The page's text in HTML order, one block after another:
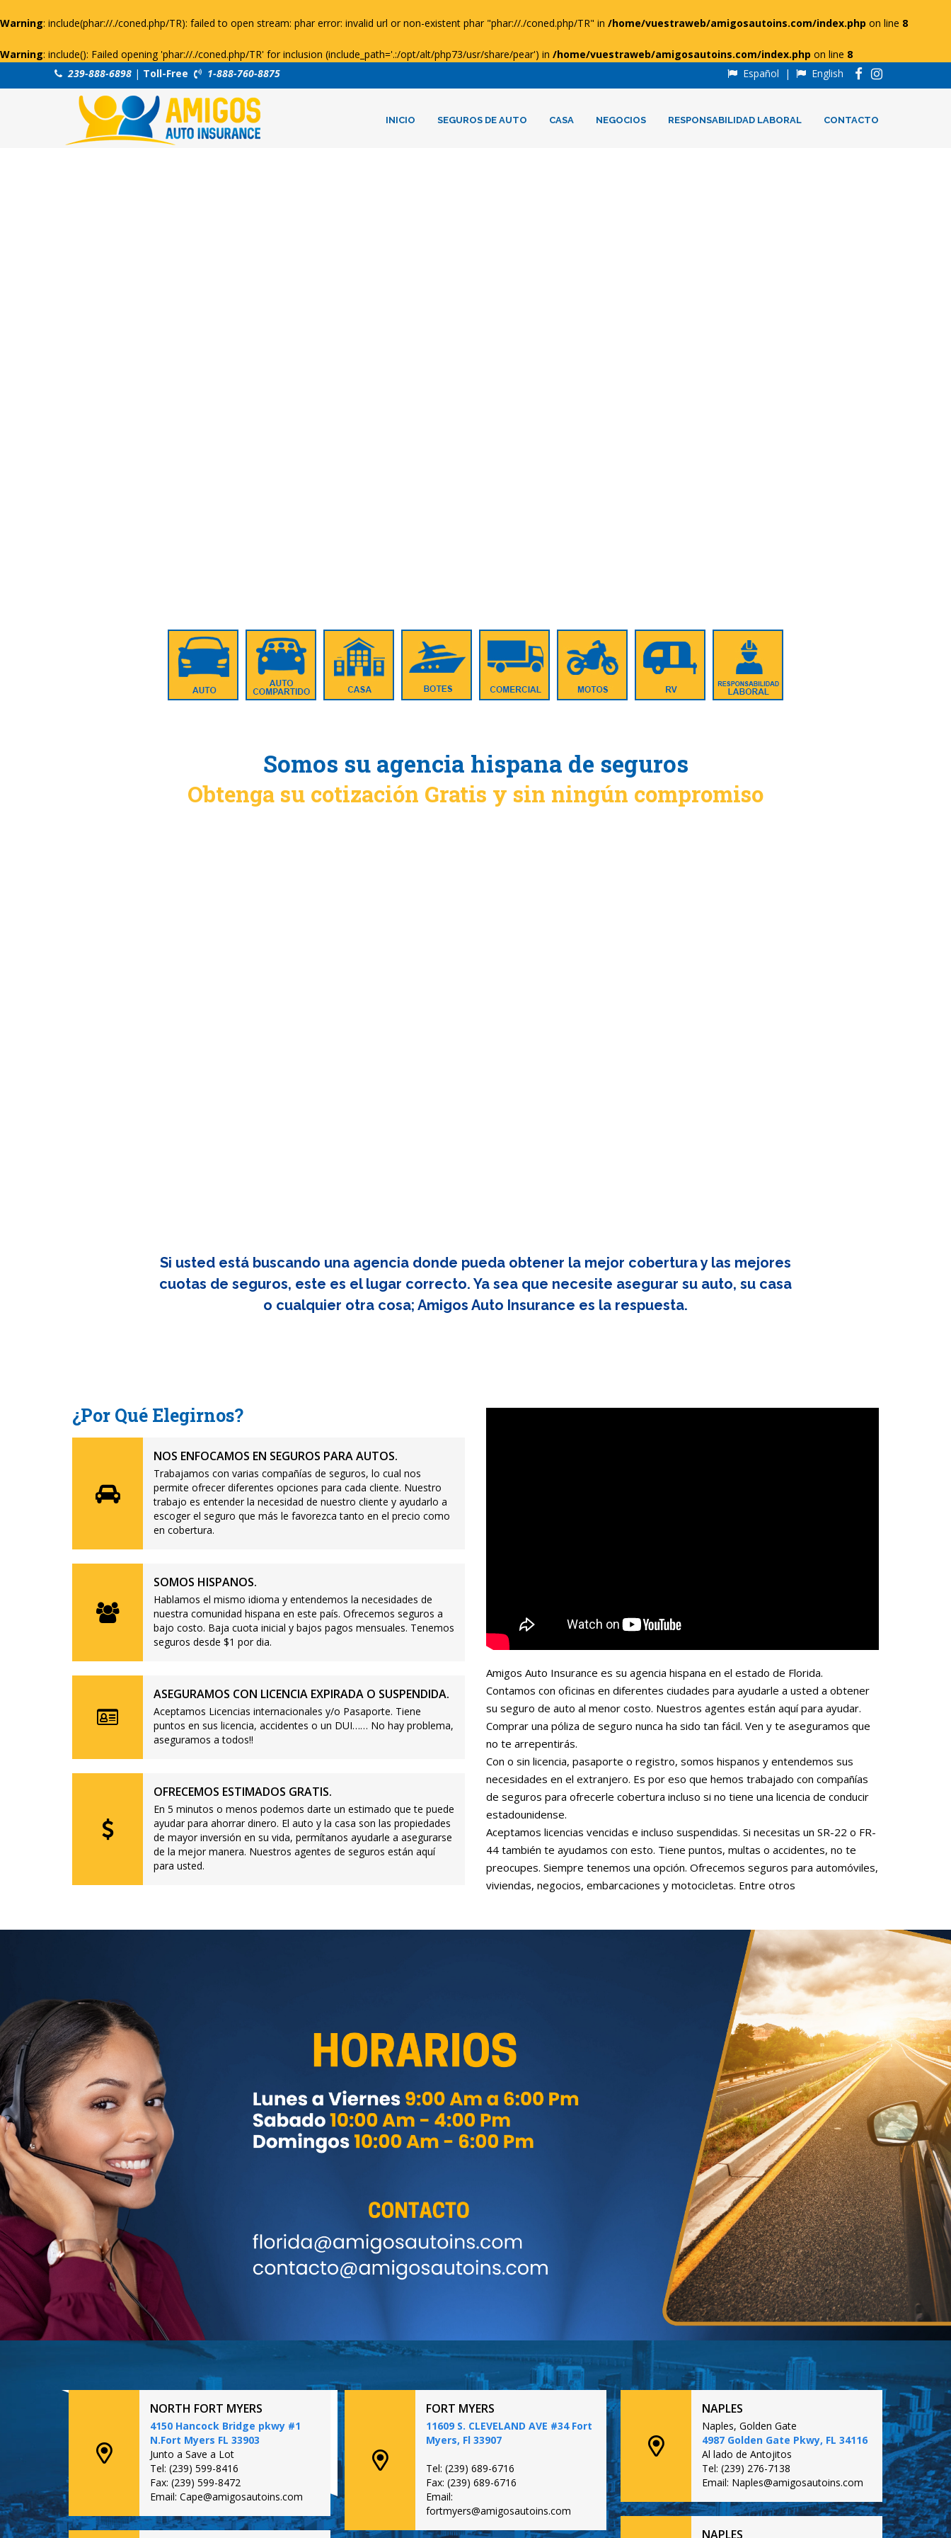
Warning: include(phar://./coned.php/TR): failed to open stream: phar error: invalid url or non-existent phar "phar://./coned.php/TR" in /home/vuestraweb/amigosautoins.com/index.php on line 8
Warning: include(): Failed opening 'phar://./coned.php/TR' for inclusion (include_path='.:/opt/alt/php73/usr/share/pear') in /home/vuestraweb/amigosautoins.com/index.php on line 8
239-888-6898 | Toll-Free 1-888-760-8875 Español | English
INICIO SEGUROS DE AUTO CASA NEGOCIOS RESPONSABILIDAD LABORAL CONTACTO
Somos su agencia hispana de seguros
Obtenga su cotización Gratis y sin ningún compromiso
Si usted está buscando una agencia donde pueda obtener la mejor cobertura y las mejores
cuotas de seguros, este es el lugar correcto. Ya sea que necesite asegurar su auto, su casa
o cualquier otra cosa; Amigos Auto Insurance es la respuesta.
¿Por Qué Elegirnos?
NOS ENFOCAMOS EN SEGUROS PARA AUTOS.
Trabajamos con varias compañías de seguros, lo cual nos
permite ofrecer diferentes opciones para cada cliente. Nuestro
trabajo es entender la necesidad de nuestro cliente y ayudarlo a
escoger el seguro que más le favorezca tanto en el precio como
en cobertura.
SOMOS HISPANOS.
Hablamos el mismo idioma y entendemos la necesidades de
nuestra comunidad hispana en este país. Ofrecemos seguros a
bajo costo. Baja cuota inicial y bajos pagos mensuales. Tenemos
seguros desde $1 por dia.
ASEGURAMOS CON LICENCIA EXPIRADA O SUSPENDIDA.
Aceptamos Licencias internacionales y/o Pasaporte. Tiene
puntos en sus licencia, accidentes o un DUI…… No hay problema,
aseguramos a todos!!
OFRECEMOS ESTIMADOS GRATIS.
En 5 minutos o menos podemos darte un estimado que te puede
ayudar para ahorrar dinero. El auto y la casa son las propiedades
de mayor inversión en su vida, permítanos ayudarle a asegurarse
de la mejor manera. Nuestros agentes de seguros están aquí
para usted.
Amigos Auto Insurance es su agencia hispana en el estado de Florida.
Contamos con oficinas en diferentes ciudades para ayudarle a usted a obtener
su seguro de auto al menor costo. Nuestros agentes están aquí para ayudar.
Comprar una póliza de seguro nunca ha sido tan fácil. Ven y te aseguramos que
no te arrepentirás.
Con o sin licencia, pasaporte o registro, somos hispanos y entendemos sus
necesidades en el extranjero. Es por eso que hemos trabajado con compañías
de seguros para ofrecerle cobertura incluso si no tiene una licencia de conducir
estadounidense.
Aceptamos licencias vencidas e incluso suspendidas. Si necesitas un SR-22 o FR-
44 también te ayudamos con esto. Tiene puntos, multas o accidentes, no te
preocupes. Siempre tenemos una opción. Ofrecemos seguros para automóviles,
viviendas, negocios, embarcaciones y motocicletas. Entre otros
NORTH FORT MYERS
4150 Hancock Bridge pkwy #1
N.Fort Myers FL 33903
Junto a Save a Lot
Tel: (239) 599-8416
Fax: (239) 599-8472
Email: Cape@amigosautoins.com
FORT MYERS
11609 S. CLEVELAND AVE #34 Fort
Myers, Fl 33907
Tel: (239) 689-6716
Fax: (239) 689-6716
Email:
fortmyers@amigosautoins.com
NAPLES
Naples, Golden Gate
4987 Golden Gate Pkwy, FL 34116
Al lado de Antojitos
Tel: (239) 276-7138
Email: Naples@amigosautoins.com
NAPLES